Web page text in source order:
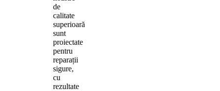
de
calitate
superioară
sunt
proiectate
pentru
reparații
sigure,
cu
rezultate